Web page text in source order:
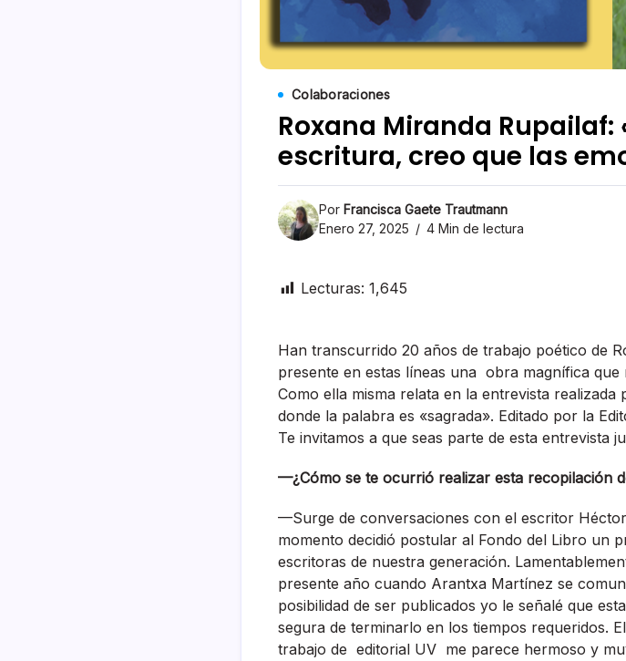
Colaboraciones
Roxana Miranda Rupailaf:
escritura, creo que las
Por Francisca Gaete Trautmann
Enero 27, 2025
4 Min de lectura
Lecturas: 1,645
Han transcurrido 20 años de trabajo poético de
presente en estas líneas una obra magnífica
Como ella misma relata en la entrevista
donde la palabra es «sagrada». Editado por la
Te invitamos a que seas parte de esta entrevista
—¿Cómo se te ocurrió realizar esta recopilación
—Surge de conversaciones con el escritor
momento decidió postular al Fondo del Libro un
escritoras de nuestra generación.
presente año cuando Arantxa Martínez se
posibilidad de ser publicados yo le señalé que
segura de terminarlo en los tiempos requeridos.
trabajo de editorial UV me parece hermoso y